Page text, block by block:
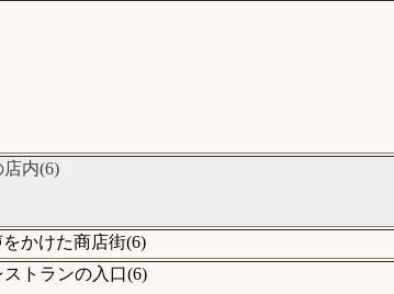
内(6)
かけた商店街(6)
トランの入口(6)